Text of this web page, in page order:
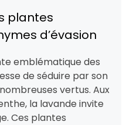
plantes
d’évasion
emblématique des
de séduire par son
vertus. Aux
la lavande invite
Ces plantes